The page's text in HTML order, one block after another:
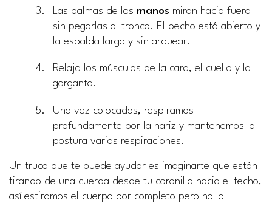
Las palmas de las manos miran hacia fuera
sin pegarlas al tronco. El pecho está abierto y
la espalda larga y sin arquear.
Relaja los músculos de la cara, el cuello y la
garganta.
Una vez colocados, respiramos
profundamente por la nariz y mantenemos la
postura varias respiraciones.
Un truco que te puede ayudar es imaginarte que están
tirando de una cuerda desde tu coronilla hacia el techo,
así estiramos el cuerpo por completo pero no lo